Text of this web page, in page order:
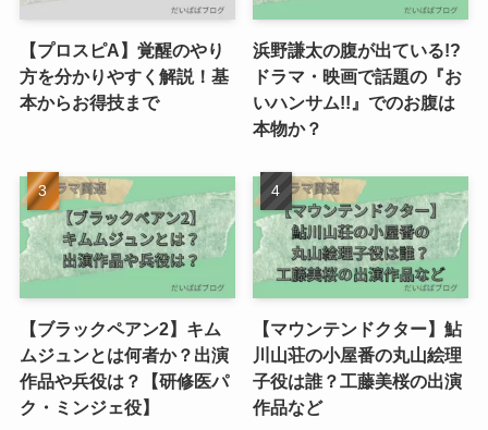
【プロスピA】覚醒のやり
方を分かりやすく解説！基
本からお得技まで
浜野謙太の腹が出ている!?
ドラマ・映画で話題の『お
いハンサム!!』でのお腹は
本物か？
【ブラックペアン2】キム
ムジュンとは何者か？出演
作品や兵役は？【研修医パ
ク・ミンジェ役】
【マウンテンドクター】鮎
川山荘の小屋番の丸山絵理
子役は誰？工藤美桜の出演
作品など